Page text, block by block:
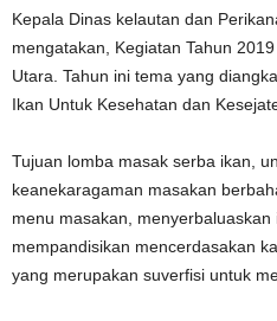
Kepala Dinas kelautan dan
mengatakan, Kegiatan Tahun
Utara. Tahun ini tema yang
Ikan Untuk Kesehatan dan
Tujuan lomba masak serba ikan,
keanekaragaman masakan
menu masakan,
mempandisikan mencerdasakan
yang merupakan suverfisi untuk